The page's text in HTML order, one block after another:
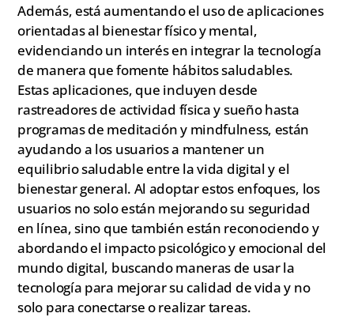
Además, está aumentando el uso de aplicaciones
orientadas al bienestar físico y mental,
evidenciando un interés en integrar la tecnología
de manera que fomente hábitos saludables.
Estas aplicaciones, que incluyen desde
rastreadores de actividad física y sueño hasta
programas de meditación y mindfulness, están
ayudando a los usuarios a mantener un
equilibrio saludable entre la vida digital y el
bienestar general. Al adoptar estos enfoques, los
usuarios no solo están mejorando su seguridad
en línea, sino que también están reconociendo y
abordando el impacto psicológico y emocional del
mundo digital, buscando maneras de usar la
tecnología para mejorar su calidad de vida y no
solo para conectarse o realizar tareas.